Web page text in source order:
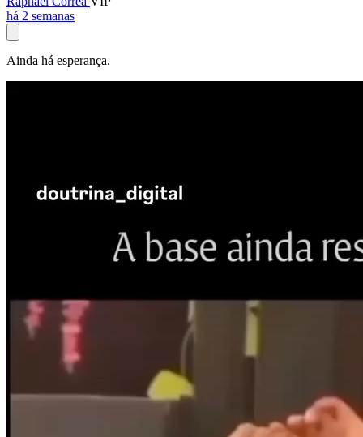
há 2 semanas
Ainda há esperança.